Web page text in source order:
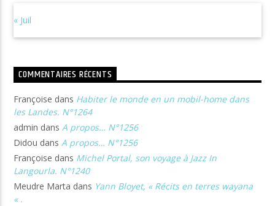
« Juil
COMMENTAIRES RÉCENTS
Françoise dans Habiter le monde en un mobil-home dans
les Landes. N°1264
admin dansA propos… N°1256
Didou dansA propos… N°1256
Françoise dans Michel Portal, son voyage à Jazz In
Langourla. N°1240
Meudre Marta dans Yann Bloyet, « Récits en terres wayana
« .